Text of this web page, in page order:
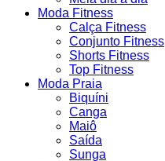
Moda Fitness
Calça Fitness
Conjunto Fitness
Shorts Fitness
Top Fitness
Moda Praia
Biquíni
Canga
Maiô
Saída
Sunga